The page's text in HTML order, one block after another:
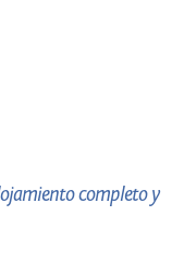
completo y